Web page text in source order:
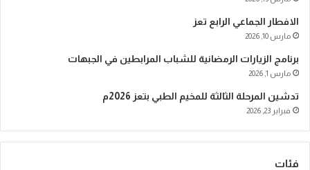
ي
الافطار الجماعي الرابع تعز
مارس 10, 2026
برنامج الزيارات الرمضانية للشباب المرابطين في الجبهات
مارس 1, 2026
تدشين المرحلة الثالثة للمخيم الطبي بتعز 2026م
فبراير 23, 2026
فئات